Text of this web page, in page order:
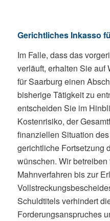
Gerichtliches Inkasso
Im Falle, dass das
verläuft, erhalten Sie auf
für Saarburg einen
bisherige Tätigkeit zu
entscheiden Sie im
Kostenrisiko, der
finanziellen Situation
gerichtliche Fortsetzung
wünschen. Wir
Mahnverfahren bis zur
Schuldtitels verhindert
Forderungsanspruches